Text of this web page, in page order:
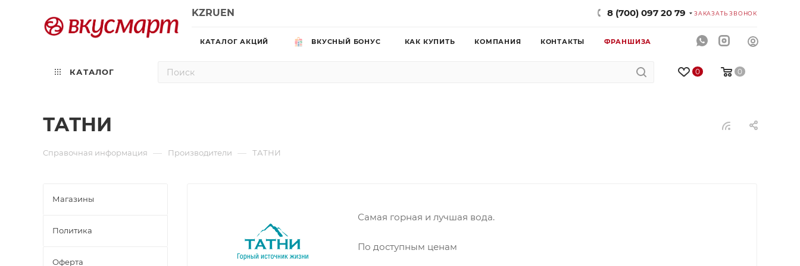
KZRUEN 8 (700) 097 20 79 ЗАКАЗАТЬ ЗВОНОК
КАТАЛОГ АКЦИЙ ВКУСНЫЙ БОНУС КАК КУПИТЬ КОМПАНИЯ КОНТАКТЫ ФРАНШИЗА
0 0
КАТАЛОГ
ТАТНИ
Справочная информация — Производители — ТАТНИ
Самая горная и лучшая вода.
По доступным ценам
Магазины
Политика
Офертa